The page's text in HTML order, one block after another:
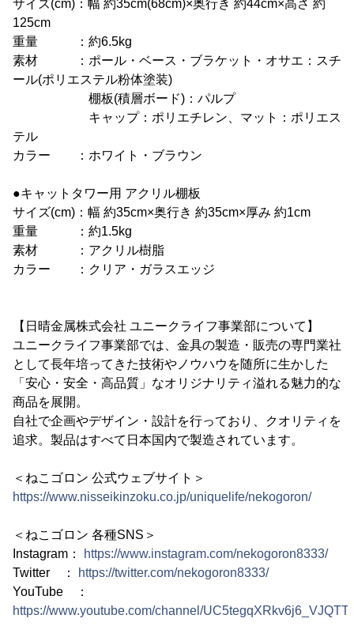
サイズ(cm)：幅 約35cm(68cm)×奥行き 約44cm×高さ 約
125cm
重量 ：約6.5kg
素材 ：ポール・ベース・ブラケット・オサエ：スチ
ール(ポリエステル粉体塗装)
棚板(積層ボード)：パルプ
キャップ：ポリエチレン、マット：ポリエス
テル
カラー ：ホワイト・ブラウン
●キャットタワー用 アクリル棚板
サイズ(cm)：幅 約35cm×奥行き 約35cm×厚み 約1cm
重量 ：約1.5kg
素材 ：アクリル樹脂
カラー ：クリア・ガラスエッジ
【日晴金属株式会社 ユニークライフ事業部について】
ユニークライフ事業部では、金具の製造・販売の専門業社
として長年培ってきた技術やノウハウを随所に生かした
「安心・安全・高品質」なオリジナリティ溢れる魅力的な
商品を展開。
自社で企画やデザイン・設計を行っており、クオリティを
追求。製品はすべて日本国内で製造されています。
＜ねこゴロン 公式ウェブサイト＞
https://www.nisseikinzoku.co.jp/uniquelife/nekogoron/
＜ねこゴロン 各種SNS＞
Instagram：
https://www.instagram.com/nekogoron8333/
Twitter ：
https://twitter.com/nekogoron8333/
YouTube ：
https://www.youtube.com/channel/